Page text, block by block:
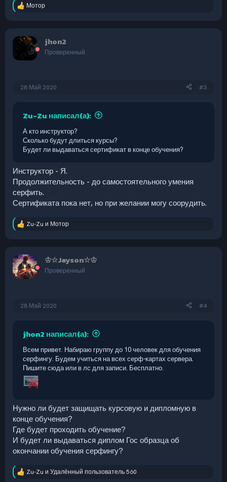
Р
ц
и
Мотор
jhon2
Проверенный
28 Май 2020 #3
Zu-Zu написал(а):
А кто инструктор?
Сколько будут длиться курсы?
Будет ли выдаваться сертификат в конце обучения?
Инструктор - Я.
Продолжительность - до самостоятельного умения
серфить.
Сертификата пока нет, но при желании могу соорудить.
Р
ц
и
и
Zu-Zu и Мотор
♔☆Jayson☆♔
Проверенный
28 Май 2020 #4
jhon2 написал(а):
Всем привет. Набираю группу до 10 человек для обучения
серфингу. Будем учиться на всех серф-картах сервера.
Пишите сюда или в лс для записи. Бесплатно.
Нужно ли будет защищать курсовую и дипломную в
конце обучения?
Где будет проходить обучение?
И будет ли выдаваться диплом Гос образца об
окончании обучения серфингу?
Р
Zu-Zu и Удалённый пользователь 560